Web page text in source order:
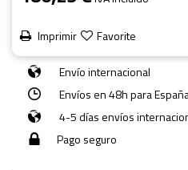
Imprimir Favorite
Envío internacional
Envíos en 48h para
4-5 días envíos
Pago seguro